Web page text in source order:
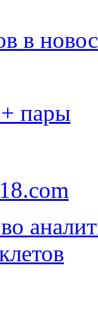
в
пары